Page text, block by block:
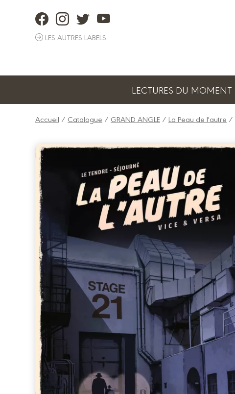
LES AUTRES LABELS
LECTURES DU MOMENT
Accueil / Catalogue / GRAND ANGLE / La Peau de l'autre /